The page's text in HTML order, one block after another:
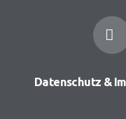
Datenschutz &